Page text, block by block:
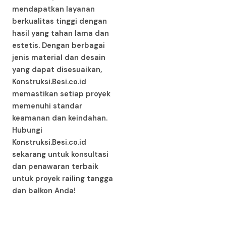
mendapatkan layanan
berkualitas tinggi dengan
hasil yang tahan lama dan
estetis. Dengan berbagai
jenis material dan desain
yang dapat disesuaikan,
Konstruksi.Besi.co.id
memastikan setiap proyek
memenuhi standar
keamanan dan keindahan.
Hubungi
Konstruksi.Besi.co.id
sekarang untuk konsultasi
dan penawaran terbaik
untuk proyek railing tangga
dan balkon Anda!